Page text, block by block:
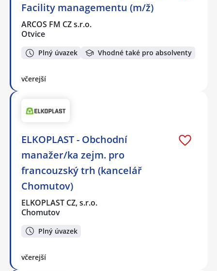
Facility managementu (m/ž)
ARCOS FM CZ s.r.o.
Otvice
Plný úvazek Vhodné také pro absolventy
včerejší
ELKOPLAST - Obchodní
manažer/ka zejm. pro
francouzský trh (kancelář
Chomutov)
ELKOPLAST CZ, s.r.o.
Chomutov
Plný úvazek
včerejší